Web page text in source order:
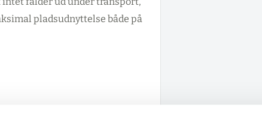
pladsudnyttelse både på
fra -20°C til +60°C og er